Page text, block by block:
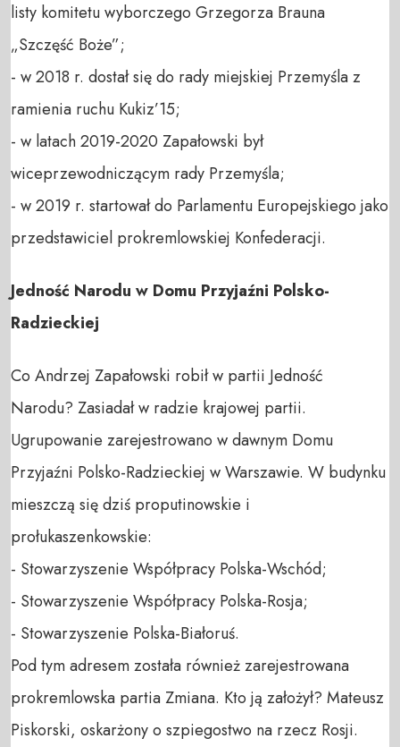
listy komitetu wyborczego Grzegorza Brauna
„Szczęść Boże”;
- w 2018 r. dostał się do rady miejskiej Przemyśla z
ramienia ruchu Kukiz’15;
- w latach 2019-2020 Zapałowski był
wiceprzewodniczącym rady Przemyśla;
- w 2019 r. startował do Parlamentu Europejskiego jako
przedstawiciel prokremlowskiej Konfederacji.
Jedność Narodu w Domu Przyjaźni Polsko-
Radzieckiej
Co Andrzej Zapałowski robił w partii Jedność
Narodu? Zasiadał w radzie krajowej partii.
Ugrupowanie zarejestrowano w dawnym Domu
Przyjaźni Polsko-Radzieckiej w Warszawie. W budynku
mieszczą się dziś proputinowskie i
prołukaszenkowskie:
- Stowarzyszenie Współpracy Polska-Wschód;
- Stowarzyszenie Współpracy Polska-Rosja;
- Stowarzyszenie Polska-Białoruś.
Pod tym adresem została również zarejestrowana
prokremlowska partia Zmiana. Kto ją założył? Mateusz
Piskorski, oskarżony o szpiegostwo na rzecz Rosji.